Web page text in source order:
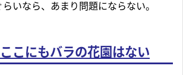
いなら、あまり問題にならない。
こにもバラの花園はない